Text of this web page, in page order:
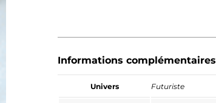
Informations complémentaires
Univers Futuriste